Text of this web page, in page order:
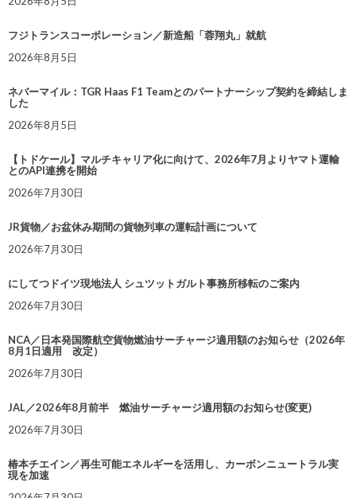
フジトランスコーポレーション／新造船「蓉翔丸」就航
2026年8月5日
ネバーマイル：TGR Haas F1 Teamとのパートナーシップ契約を締結しま
した
2026年8月5日
【トドケール】マルチキャリア化に向けて、2026年7月よりヤマト運輸
とのAPI連携を開始
2026年7月30日
JR貨物／お盆休み期間の貨物列車の運転計画について
2026年7月30日
にしてつドイツ現地法人 シュツットガルト事務所移転のご案内
2026年7月30日
NCA／日本発国際航空貨物燃油サーチャージ適用額のお知らせ（2026年
8月1日適用 改定）
2026年7月30日
JAL／2026年8月前半 燃油サーチャージ適用額のお知らせ(変更)
2026年7月30日
椿本チエイン／再生可能エネルギーを活用し、カーボンニュートラル実
現を加速